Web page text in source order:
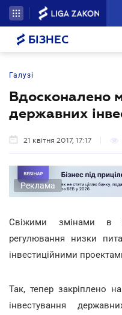
БІЗНЕС
Галузі
Вдосконалено
державних
21 квітня 2017, 17:17
Реклама
Свіжими змінами в
регулювання низки
інвестиційними
Так, тепер закріплено
інвестування